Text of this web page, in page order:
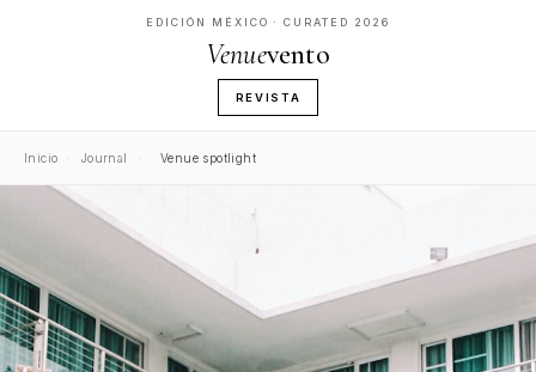
EDICIÓN MÉXICO · CURATED 2026
Venuevento
REVISTA
Inicio · Journal · Venue spotlight